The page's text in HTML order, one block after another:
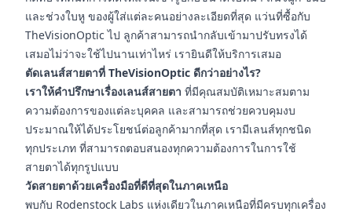
และช่วงใบหู ของผู้ใส่แต่ละคนอย่างละเอียดที่สุด แว่นที่ซื้อกับ
TheVisionOptic ไป ลูกค้าสามารถนำกลับเข้ามาปรับทรงได้
เสมอไม่ว่าจะใช้ไปนานเท่าไหร่ เรายินดีให้บริการเสมอ
ตัดเลนส์สายตาที่ TheVisionOptic ดีกว่าอย่างไร?
เราให้คำปรึกษาเรื่องเลนส์สายตา ที่มีคุณสมบัติเหมาะสมตาม
ความต้องการของแต่ละบุคคล และสามารถช่วยควบคุมงบ
ประมาณให้ได้ประโยชน์ต่อลูกค้ามากที่สุด เรามีเลนส์ทุกชนิด
ทุกประเภท ที่สามารถตอบสนองทุกความต้องการในการใช้
สายตาได้ทุกรูปแบบ
วัดสายตาด้วยเครื่องมือที่ดีที่สุดในภาคเหนือ
พบกับ Rodenstock Labs แห่งเดียวในภาคเหนือที่มีครบทุกเครื่อง